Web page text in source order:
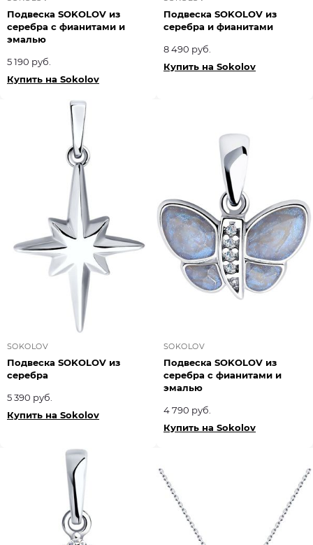
Подвеска SOKOLOV из
серебра с фианитами и
эмалью
5 190 руб.
Купить на Sokolov
Подвеска SOKOLOV из
серебра и фианитами
8 490 руб.
Купить на Sokolov
SOKOLOV
Подвеска SOKOLOV из
серебра
5 390 руб.
Купить на Sokolov
SOKOLOV
Подвеска SOKOLOV из
серебра с фианитами и
эмалью
4 790 руб.
Купить на Sokolov